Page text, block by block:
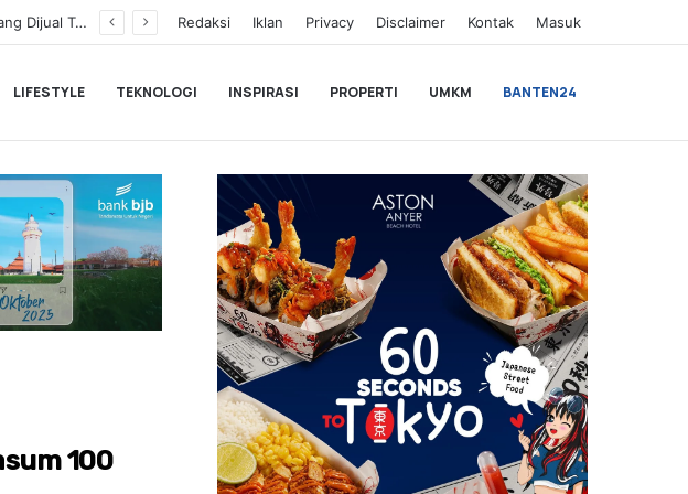
Wamenkeu Juda Agung Optimis Ekonomi Tumbuh Kuat dan Fiskal Tetap Terjaga di Tengah Ketidakpastian Global Redaksi Iklan Privacy Disclaimer Kontak Masuk
LIFESTYLE TEKNOLOGI INSPIRASI PROPERTI UMKM BANTEN24
100